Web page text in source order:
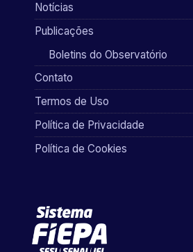
Notícias
Publicações
Boletins do Observatório
Contato
Termos de Uso
Política de Privacidade
Política de Cookies